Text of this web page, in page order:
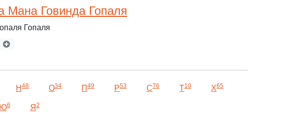
Мана Говинда Гопаля
Гопаля
Н 48 О34 П 49 Р53 С76 Т10 Х65
Ю6 Я2